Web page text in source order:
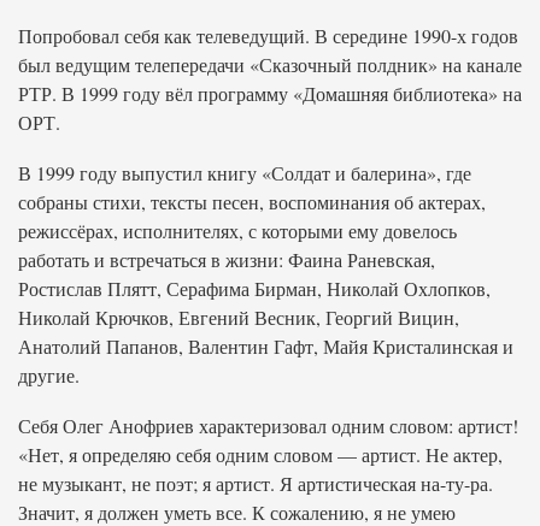
Попробовал себя как телеведущий. В середине 1990-х годов
был ведущим телепередачи «Сказочный полдник» на канале
РТР. В 1999 году вёл программу «Домашняя библиотека» на
ОРТ.
В 1999 году выпустил книгу «Солдат и балерина», где
собраны стихи, тексты песен, воспоминания об актерах,
режиссёрах, исполнителях, с которыми ему довелось
работать и встречаться в жизни: Фаина Раневская,
Ростислав Плятт, Серафима Бирман, Николай Охлопков,
Николай Крючков, Евгений Весник, Георгий Вицин,
Анатолий Папанов, Валентин Гафт, Майя Кристалинская и
другие.
Себя Олег Анофриев характеризовал одним словом: артист!
«Нет, я определяю себя одним словом — артист. Не актер,
не музыкант, не поэт; я артист. Я артистическая на-ту-ра.
Значит, я должен уметь все. К сожалению, я не умею